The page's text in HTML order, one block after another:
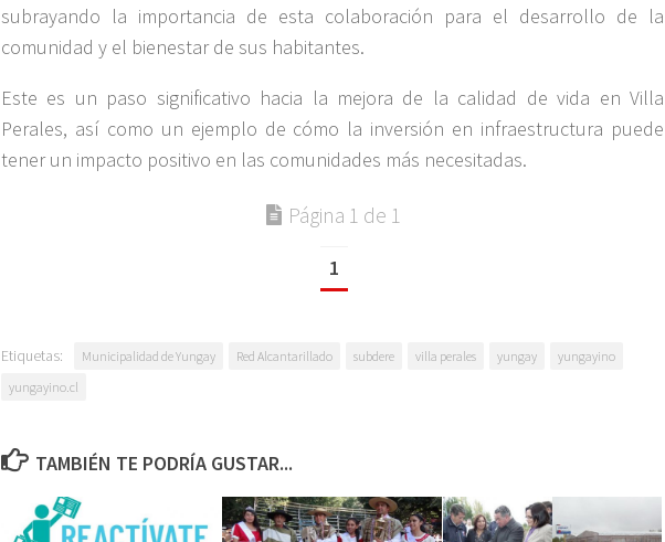
subrayando la importancia de esta colaboración para el desarrollo de la
comunidad y el bienestar de sus habitantes.
Este es un paso significativo hacia la mejora de la calidad de vida en Villa
Perales, así como un ejemplo de cómo la inversión en infraestructura puede
tener un impacto positivo en las comunidades más necesitadas.
Página 1 de 1
1
Etiquetas: Municipalidad de Yungay Red Alcantarillado subdere villa perales yungay
yungayino
yungayino.cl
TAMBIÉN TE PODRÍA GUSTAR...